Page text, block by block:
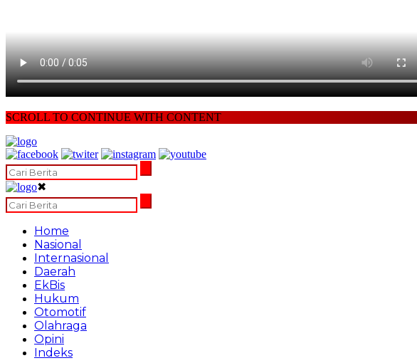
SCROLL TO CONTINUE WITH CONTENT
✖
Home
Nasional
Internasional
Daerah
EkBis
Hukum
Otomotif
Olahraga
Opini
Indeks